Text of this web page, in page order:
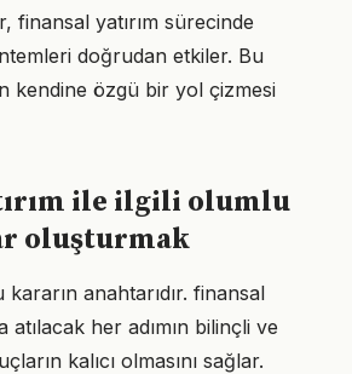
finansal yatırım sürecinde
doğrudan etkiler. Bu
kendine özgü bir yol çizmesi
ile ilgili olumlu
oluşturmak
anahtarıdır. finansal
atılacak her adımın bilinçli ve
kalıcı olmasını sağlar.